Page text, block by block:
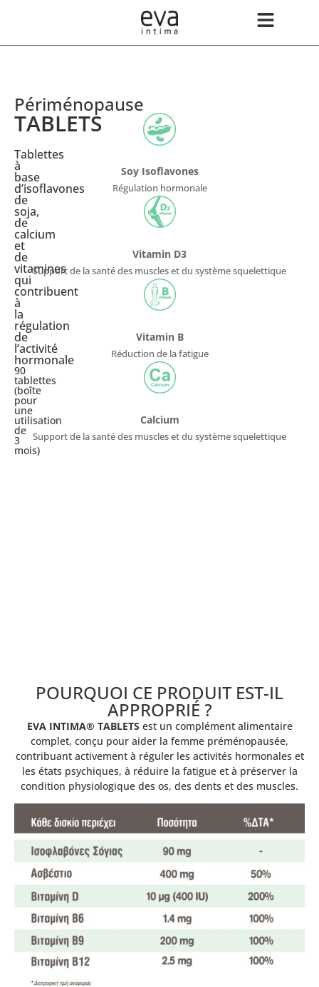
Périménopause
TABLETS
Tablettes
à
base
d’isoflavones
de
soja,
de
calcium
et
de
vitamines
qui
contribuent
à
la
régulation
de
l’activité
hormonale
90
tablettes
(boîte
pour
une
utilisation
de
3
mois)
Soy Isoflavones
Régulation hormonale
Vitamin D3
Support de la santé des muscles et du système squelettique
Vitamin B
Réduction de la fatigue
Calcium
Support de la santé des muscles et du système squelettique
POURQUOI CE PRODUIT EST-IL
APPROPRIÉ ?
EVA INTIMA® TABLETS est un complément alimentaire
complet, conçu pour aider la femme préménopausée,
contribuant activement à réguler les activités hormonales et
les états psychiques, à réduire la fatigue et à préserver la
condition physiologique des os, des dents et des muscles.